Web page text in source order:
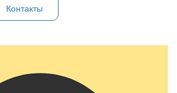
Контакты